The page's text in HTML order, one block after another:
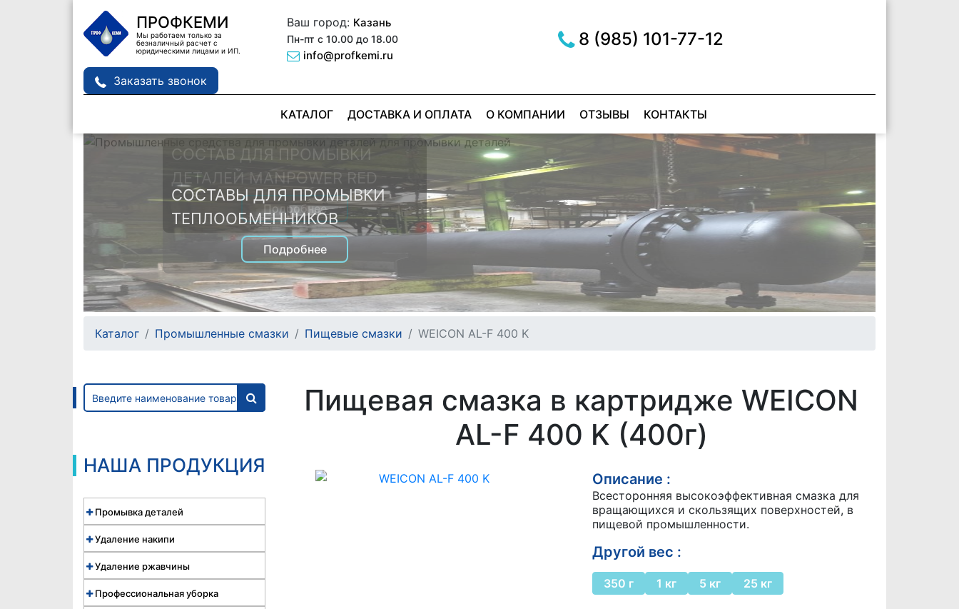
ПРОФКЕМИ
Мы работаем только за
безналичный расчет с
юридическими лицами и ИП.
Ваш город: Казань
Пн-пт с 10.00 до 18.00
info@profkemi.ru
8 (985) 101-77-12
Заказать звонок
КАТАЛОГ ДОСТАВКА И ОПЛАТА О КОМПАНИИ ОТЗЫВЫ КОНТАКТЫ
СОСТАВЫ ДЛЯ ПРОМЫВКИ
ТЕПЛООБМЕННИКОВ
Подробнее
СОСТАВ ДЛЯ ПРОМЫВКИ
ДЕТАЛЕЙ MANPOWER RED
Подробнее
Каталог Промышленные смазки Пищевые смазки WEICON AL-F 400 K
НАША ПРОДУКЦИЯ
Промывка деталей
Удаление накипи
Удаление ржавчины
Профессиональная уборка
Пищевая смазка в картридже WEICON
AL-F 400 K (400г)
Описание :
Всесторонняя высокоэффективная смазка для
вращающихся и скользящих поверхностей, в
пищевой промышленности.
Другой вес :
350 г 1 кг 5 кг 25 кг